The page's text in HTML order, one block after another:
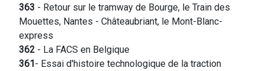
363 - Retour sur le tramway de Bourge, le Train des
Mouettes, Nantes - Châteaubriant, le Mont-Blanc-
express
362 - La FACS en Belgique
361- Essai d'histoire technologique de la traction